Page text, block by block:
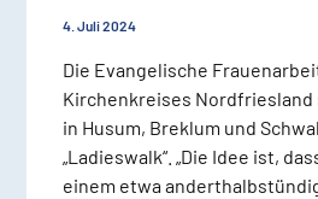
4. Juli 2024
Die Evangelische
Kirchenkreises
in Husum, Breklum und
„Ladieswalk“. „Die Idee ist,
einem etwa